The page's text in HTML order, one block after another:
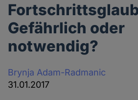
Gefährlich oder
notwendig?
Brynja Adam-Radmanic
31.01.2017